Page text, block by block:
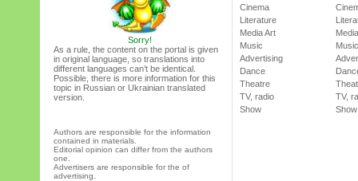
Sorry!
As a rule, the content on the portal is given
in original language, so translations into
different languages can’t be identical.
Possible, there is more information for this
topic in Russian or Ukrainian translated
version.
Authors are responsible for the information
contained in materials.
Editorial opinion can differ from the authors
one.
Advertisers are responsible for the of
advertising.
Cinema
Literature
Media Art
Music
Advertising
Dance
Theatre
TV, radio
Show
Music
TV,
Show